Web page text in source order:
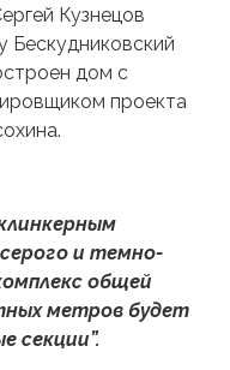
Кузнецов
Бескудниковский
дом с
проекта
и темно-
общей
метров будет
секции”.